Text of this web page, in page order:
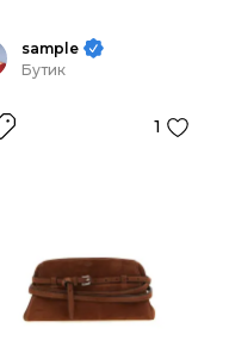
sample
Бутик
1